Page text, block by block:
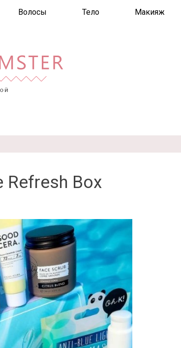
Волосы Тело Макияж
Refresh Box